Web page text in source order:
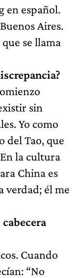
en español.
Aires.
se llama
sin
Yo como
del Tao, que
la cultura
China es
verdad; él me
Cuando
“No